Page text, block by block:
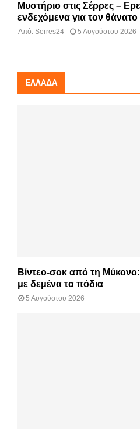
Μυστήριο στις Σέρρες –
ενδεχόμενα για τον
Από: Serres24 5 Αυγούστου 2026
ΕΛΛΆΔΑ
Βίντεο-σοκ από τη
με δεμένα τα πόδια
5 Αυγούστου 2026